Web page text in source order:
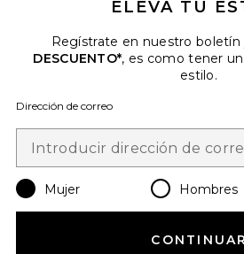
ELEVA TU
Regístrate en nuestro
DESCUENTO*, es como tener
estilo.
Dirección de correo
Mujer Hombres
CONTINUAR